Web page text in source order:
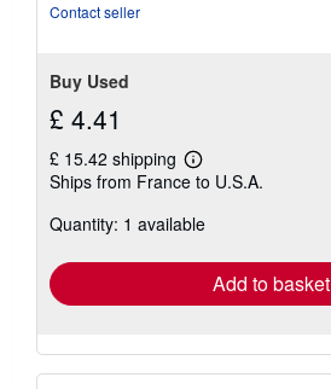
Contact seller
Buy Used
£ 4.41
£ 15.42 shipping
Learn
more
shipping
Ships from France to U.S.A.
Quantity: 1 available
Add to basket